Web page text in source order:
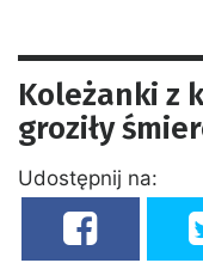
Koleżanki z
groziły
Udostępnij na: